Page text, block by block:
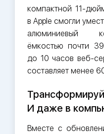
компактной 11-
в Apple смогли
алюминиевый
ёмкостью почти
до 10 часов веб-
составляет менее
И даже в
Вместе с